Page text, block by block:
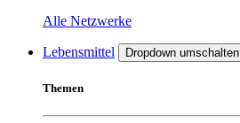
Alle Netzwerke
Lebensmittel Dropdown umschalten
Themen